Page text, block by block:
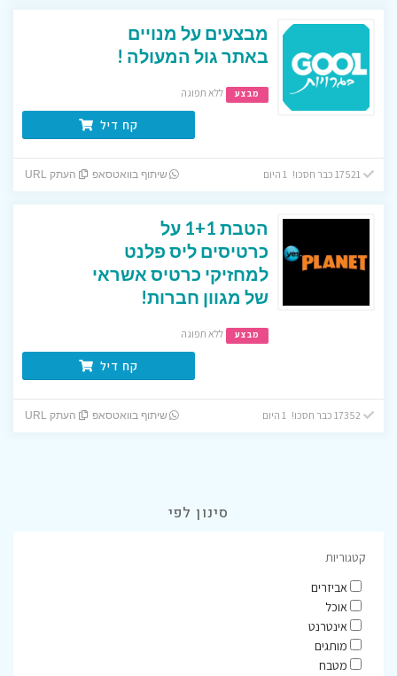
מבצעים על מנויים
באתר גול המעולה !
מבצע ללא תפוגה
קח דיל
שיתוף בוואטסאפ העתק URL
הטבת 1+1 על
כרטיסים ליס פלנט
למחזיקי כרטיס אשראי
של מגוון חברות!
מבצע ללא תפוגה
קח דיל
שיתוף בוואטסאפ העתק URL
סינון לפי
קטגוריות
אביזרים
אוכל
אינטרנט
מותגים
מטבח